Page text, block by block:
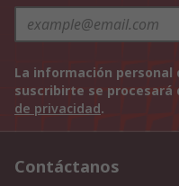
La información personal
suscribirte se procesará
de privacidad.
Contáctanos